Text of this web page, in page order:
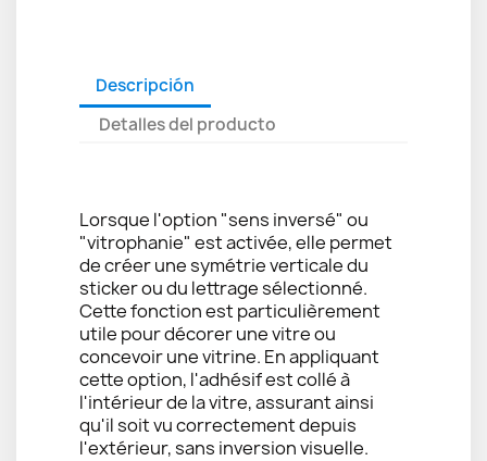
Descripción
Detalles del producto
Lorsque l'option "sens inversé" ou
"vitrophanie" est activée, elle permet
de créer une symétrie verticale du
sticker ou du lettrage sélectionné.
Cette fonction est particulièrement
utile pour décorer une vitre ou
concevoir une vitrine. En appliquant
cette option, l'adhésif est collé à
l'intérieur de la vitre, assurant ainsi
qu'il soit vu correctement depuis
l'extérieur, sans inversion visuelle.